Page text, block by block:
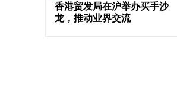
香港贸发局在沪举办买手沙
龙，推动业界交流